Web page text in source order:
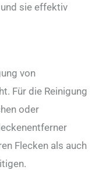
sie effektiv
von
Für die Reinigung
oder
Flecken als auch